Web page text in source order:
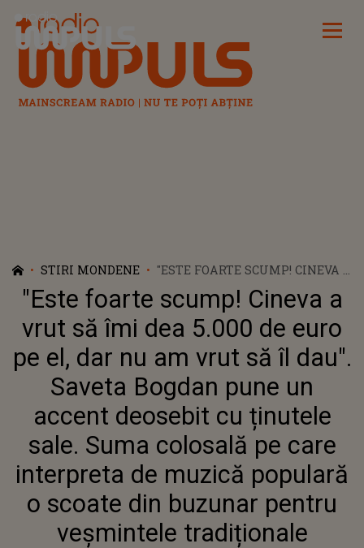
Radio Impuls
STIRI MONDENE
"ESTE FOARTE SCUMP! CINEVA A
VRUT SĂ ÎMI DEA 5.000 DE EURO
PE EL, DAR NU AM VRUT SĂ ÎL
DAU". SAVETA BOGDAN PUNE
UN ACCENT DEOSEBIT CU
ȚINUTELE SALE. SUMA
COLOSALĂ PE CARE
INTERPRETA DE MUZICĂ
POPULARĂ O SCOATE DIN
BUZUNAR PENTRU
VEȘMINTELE TRADIȚIONALE
"Este foarte scump! Cineva a
vrut să îmi dea 5.000 de euro
pe el, dar nu am vrut să îl dau".
Saveta Bogdan pune un
accent deosebit cu ținutele
sale. Suma colosală pe care
interpreta de muzică populară
o scoate din buzunar pentru
veșmintele tradiționale